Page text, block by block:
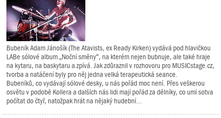
Bubeník Adam Jánošík (The Atavists, ex Ready Kirken) vydává pod hlavičkou
LABe sólové album „Noční směny“, na kterém nejen bubnuje, ale také hraje
na kytaru, na baskytaru a zpívá. Jak zdůraznil v rozhovoru pro MUSICstage.cz,
tvorba a natáčení byly pro něj jedna velká terapeutická seance.
Bubeníků, co vydávají sólové desky, u nás pořád moc není. Přes veškerou
osvětu v podobě Kollera a dalších nás lidi mají pořád za dělníky, co umí sotva
počítat do čtyř, natožpak hrát na nějaký hudební...